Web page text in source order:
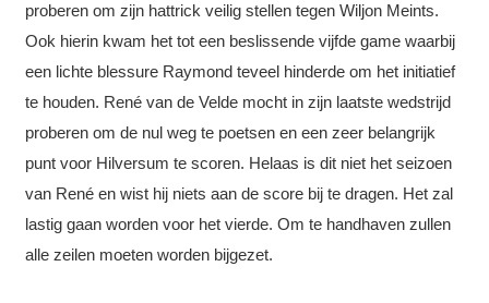
proberen om zijn hattrick veilig stellen tegen Wiljon Meints.
Ook hierin kwam het tot een beslissende vijfde game waarbij
een lichte blessure Raymond teveel hinderde om het initiatief
te houden. René van de Velde mocht in zijn laatste wedstrijd
proberen om de nul weg te poetsen en een zeer belangrijk
punt voor Hilversum te scoren. Helaas is dit niet het seizoen
van René en wist hij niets aan de score bij te dragen. Het zal
lastig gaan worden voor het vierde. Om te handhaven zullen
alle zeilen moeten worden bijgezet.